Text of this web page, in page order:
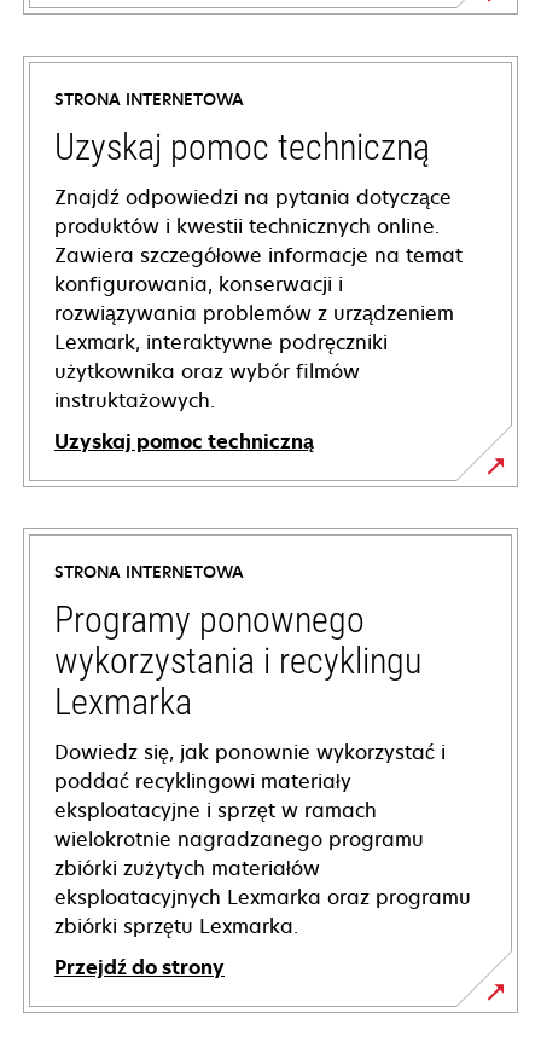
STRONA INTERNETOWA
Uzyskaj pomoc techniczną
Znajdź odpowiedzi na pytania dotyczące
produktów i kwestii technicznych online.
Zawiera szczegółowe informacje na temat
konfigurowania, konserwacji i
rozwiązywania problemów z urządzeniem
Lexmark, interaktywne podręczniki
użytkownika oraz wybór filmów
instruktażowych.
Uzyskaj pomoc techniczną
opens
in
new
tab
STRONA INTERNETOWA
Programy ponownego
wykorzystania i recyklingu
Lexmarka
Dowiedz się, jak ponownie wykorzystać i
poddać recyklingowi materiały
eksploatacyjne i sprzęt w ramach
wielokrotnie nagradzanego programu
zbiórki zużytych materiałów
eksploatacyjnych Lexmarka oraz programu
zbiórki sprzętu Lexmarka.
Przejdź do strony